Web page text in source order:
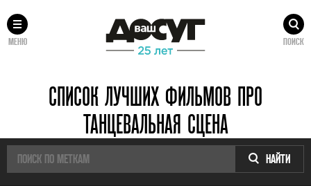
МЕНЮ ПОИСК
СПИСОК ЛУЧШИХ ФИЛЬМОВ ПРО
ТАНЦЕВАЛЬНАЯ СЦЕНА
НАЙТИ